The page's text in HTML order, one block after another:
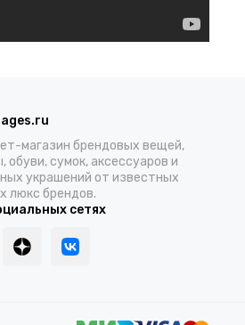
магазин брендовых вещей,
обуви, сумок, аксессуаров и
украшений от известных
люкс брендов.
сетях